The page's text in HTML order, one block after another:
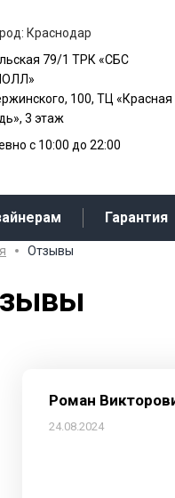
Краснодар
79/1 ТРК «СБС
100, ТЦ «Красная
3 этаж
с 10:00 до 22:00
Гарантия
Отзывы
Роман
24.08.2024